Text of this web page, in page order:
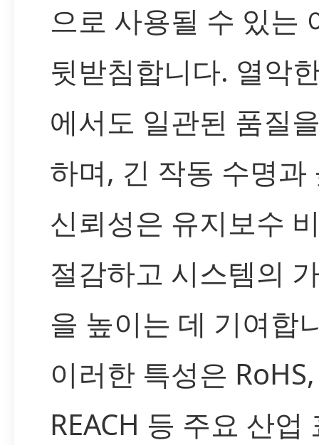
으로 사용될 수 있는
뒷받침합니다. 열악
에서도 일관된 품질
하며, 긴 작동 수명과
신뢰성은 유지보수
절감하고 시스템의
을 높이는 데 기여합
이러한 특성은 RoHS,
REACH 등 주요 산업